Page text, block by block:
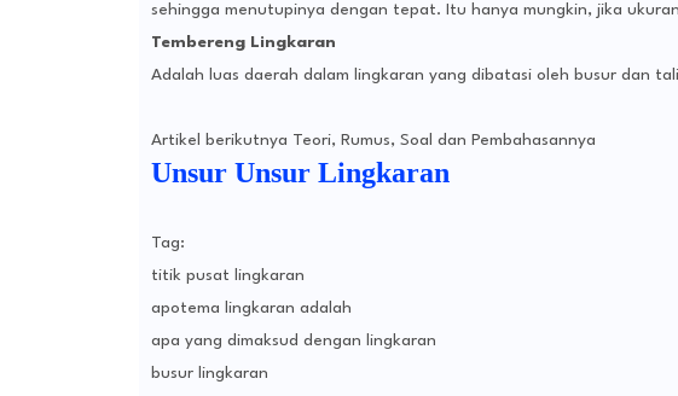
sehingga menutupinya dengan tepat. Itu hanya mungkin, jika
Tembereng Lingkaran
Adalah luas daerah dalam lingkaran yang dibatasi oleh busur dan
Artikel berikutnya Teori, Rumus, Soal dan Pembahasannya
Unsur Unsur Lingkaran
Tag:
titik pusat lingkaran
apotema lingkaran adalah
apa yang dimaksud dengan lingkaran
busur lingkaran